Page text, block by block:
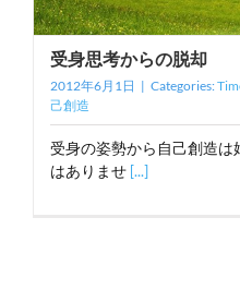
受身思考からの脱却
2012年6月1日 | Categories:
己創造
受身の姿勢から自己創造は
はありませ [...]